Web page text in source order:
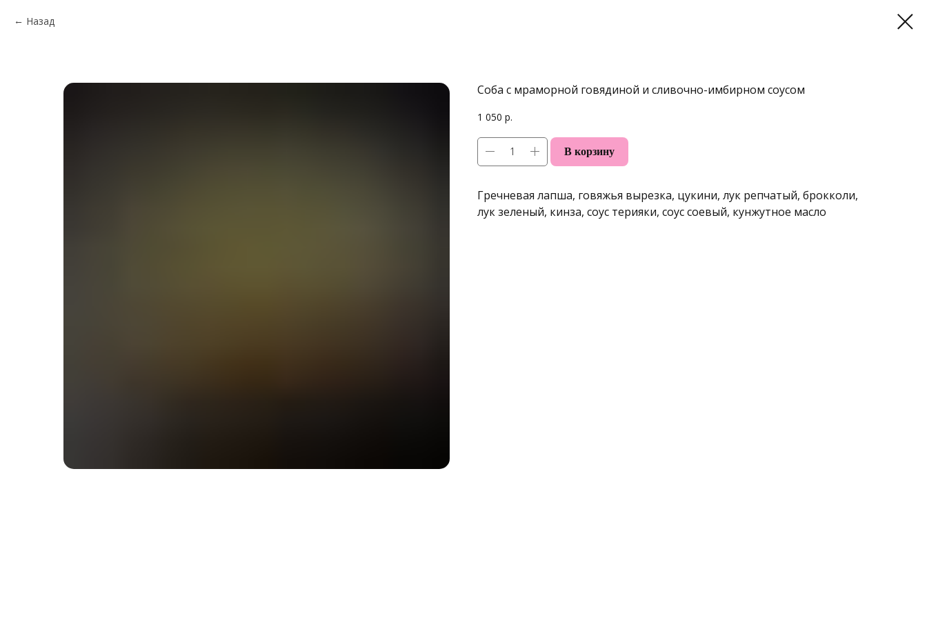
Назад
Соба с мраморной говядиной и сливочно-имбирном соусом
1 050 р.
В корзину
Гречневая лапша, говяжья вырезка, цукини, лук репчатый, брокколи,
лук зеленый, кинза, соус терияки, соус соевый, кунжутное масло